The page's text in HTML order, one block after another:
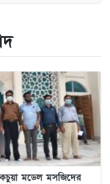
মডেল মসজিদের